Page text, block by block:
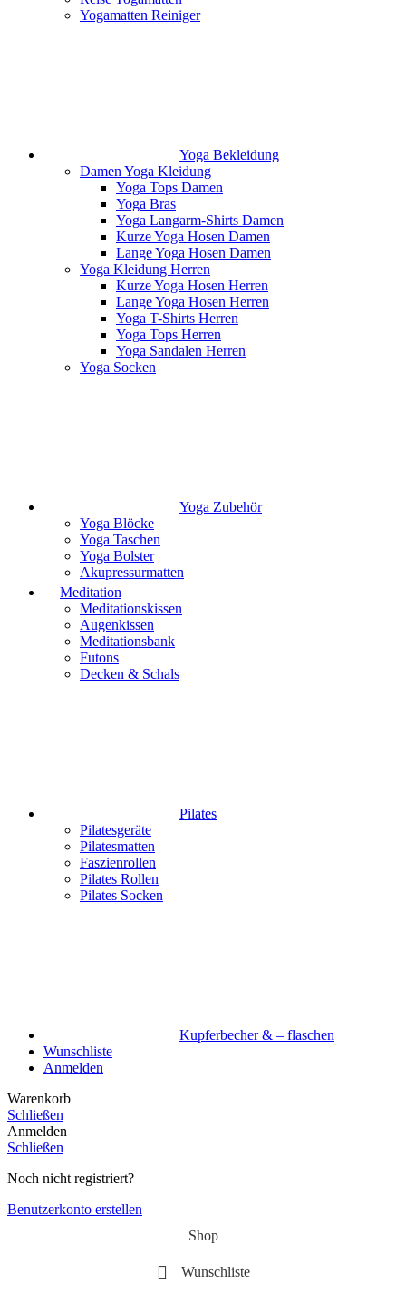
Yogamatten Reiniger
Yoga Bekleidung
Damen Yoga Kleidung
Yoga Tops Damen
Yoga Bras
Yoga Langarm-Shirts Damen
Kurze Yoga Hosen Damen
Lange Yoga Hosen Damen
Yoga Kleidung Herren
Kurze Yoga Hosen Herren
Lange Yoga Hosen Herren
Yoga T-Shirts Herren
Yoga Tops Herren
Yoga Sandalen Herren
Yoga Socken
Yoga Zubehör
Yoga Blöcke
Yoga Taschen
Yoga Bolster
Akupressurmatten
Meditation
Meditationskissen
Augenkissen
Meditationsbank
Futons
Decken & Schals
Pilates
Pilatesgeräte
Pilatesmatten
Faszienrollen
Pilates Rollen
Pilates Socken
Kupferbecher & – flaschen
Wunschliste
Anmelden
Warenkorb
Schließen
Anmelden
Schließen
Noch nicht registriert?
Benutzerkonto erstellen
Shop
Wunschliste